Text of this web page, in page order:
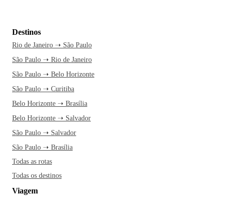
Destinos
Rio de Janeiro ➝ São Paulo
São Paulo ➝ Rio de Janeiro
São Paulo ➝ Belo Horizonte
São Paulo ➝ Curitiba
Belo Horizonte ➝ Brasília
Belo Horizonte ➝ Salvador
São Paulo ➝ Salvador
São Paulo ➝ Brasília
Todas as rotas
Todas os destinos
Viagem